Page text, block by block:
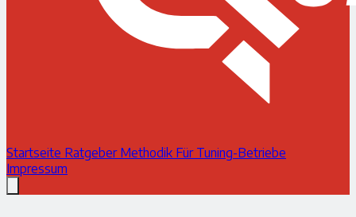
Startseite Ratgeber Methodik Für Tuning-Betriebe
Impressum